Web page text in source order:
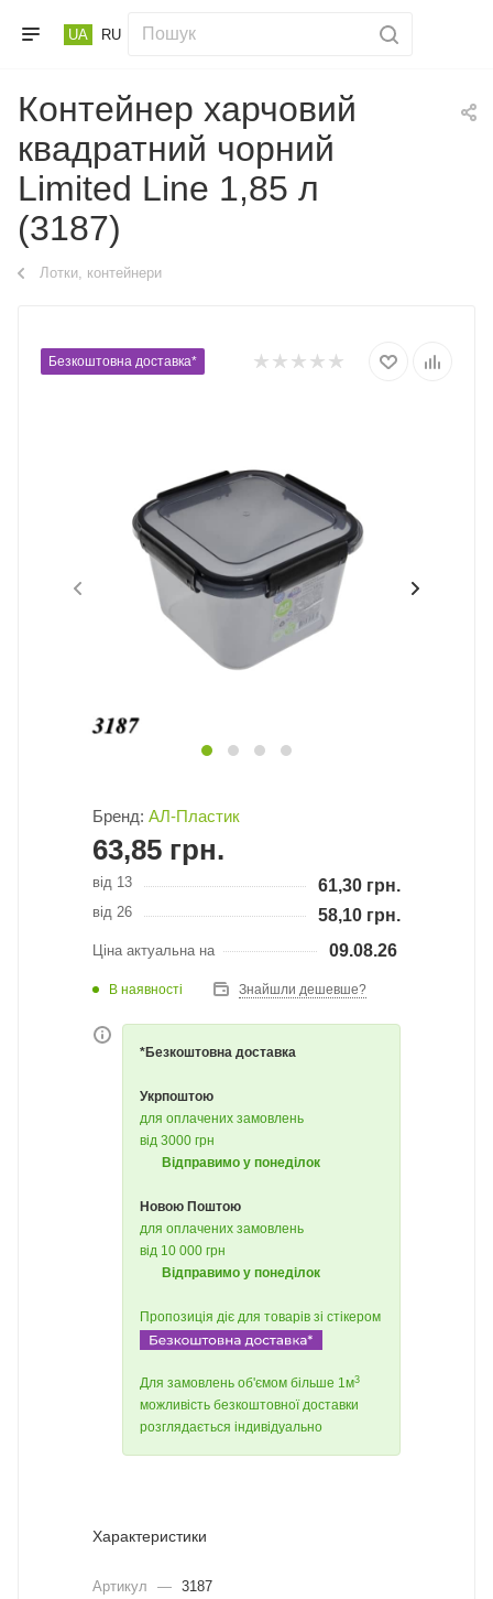
UA RU
Контейнер харчовий
квадратний чорний
Limited Linе 1,85 л
(3187)
Лотки, контейнери
Безкоштовна доставка*
Бренд: АЛ-Пластик
63,85 грн.
від 13 61,30 грн.
від 26 58,10 грн.
Ціна актуальна на 09.08.26
В наявності Знайшли дешевше?
*Безкоштовна доставка
Укрпоштою
для оплачених замовлень
від 3000 грн
Відправимо у понеділок
Новою Поштою
для оплачених замовлень
від 10 000 грн
Відправимо у понеділок
Пропозиція діє для товарів зі стікером
Для замовлень об'ємом більше 1м3
можливість безкоштовної доставки
розглядається індивідуально
Характеристики
Артикул — 3187